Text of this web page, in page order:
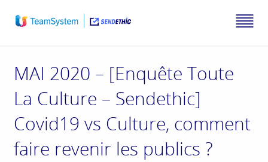
MAI 2020 – [Enquête Toute
La Culture – Sendethic]
Covid19 vs Culture, comment
faire revenir les publics ?